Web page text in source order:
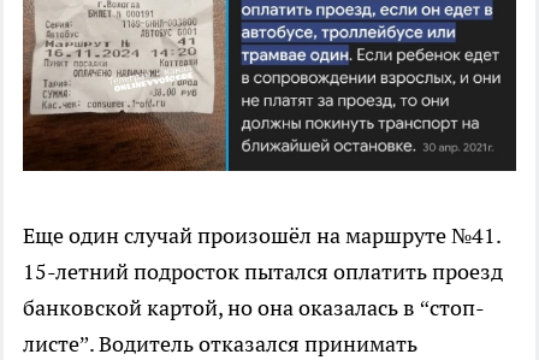
Еще один случай произошёл на маршруте №41.
15-летний подросток пытался оплатить проезд
банковской картой, но она оказалась в “стоп-
листе”. Водитель отказался принимать